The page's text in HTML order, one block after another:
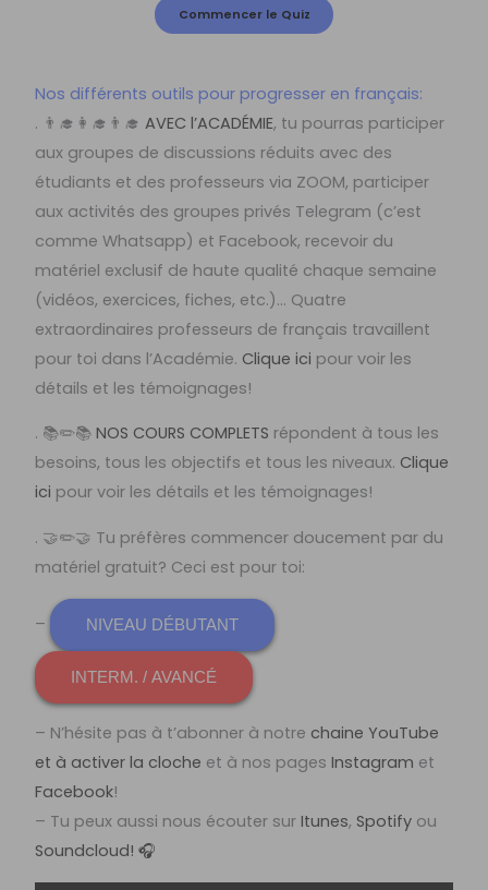
Nos différents outils pour progresser en français:
. 👨‍🎓👩‍🎓👨‍🎓AVEC l’ACADÉMIE, tu pourras participer
aux groupes de discussions réduits avec des
étudiants et des professeurs via ZOOM, participer
aux activités des groupes privés Telegram (c’est
comme Whatsapp) et Facebook, recevoir du
matériel exclusif de haute qualité chaque semaine
(vidéos, exercices, fiches, etc.)… Quatre
extraordinaires professeurs de français travaillent
pour toi dans l’Académie. Clique ici pour voir les
détails et les témoignages!
. 📚✏️📚NOS COURS COMPLETS répondent à tous les
besoins, tous les objectifs et tous les niveaux. Clique
ici pour voir les détails et les témoignages!
. 🤝✏️🤝 Tu préfères commencer doucement par du
matériel gratuit? Ceci est pour toi:
– NIVEAU DÉBUTANT
INTERM. / AVANCÉ
– N’hésite pas à t’abonner à notre chaine YouTube
et à activer la cloche et à nos pagesInstagram et
Facebook!
– Tu peux aussi nous écouter surItunes, Spotify ou
Soundcloud! 🎧